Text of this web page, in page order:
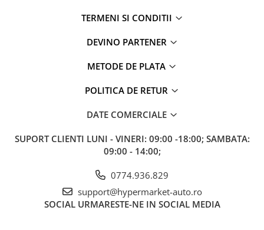
TERMENI SI CONDITII
DEVINO PARTENER
METODE DE PLATA
POLITICA DE RETUR
DATE COMERCIALE
SUPORT CLIENTI LUNI - VINERI: 09:00 -18:00; SAMBATA:
09:00 - 14:00;
0774.936.829
support@hypermarket-auto.ro
SOCIAL URMARESTE-NE IN SOCIAL MEDIA